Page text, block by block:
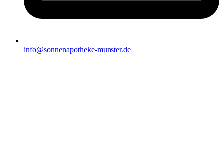
info@sonnenapotheke-munster.de